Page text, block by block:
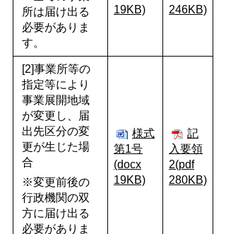
所は届け出る
必要がありま
す。
19KB)
246KB)
[2]事業所等の
指定等により
事業展開地域
が変更し、届
出先区分の変
更が生じた場
合
※変更前後の
行政機関の双
方に届け出る
必要がありま
様式
第1号
(docx
19KB)
記
入要領
2(pdf
280KB)